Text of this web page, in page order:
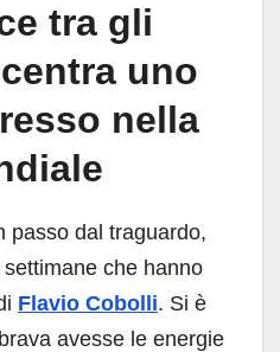
tra gli
uno
nella
passo dal traguardo,
che hanno
Flavio Cobolli. Si è
avesse le energie